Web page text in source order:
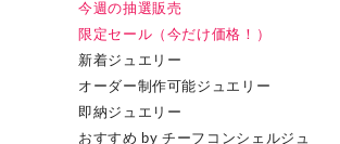
今週の抽選販売
限定セール（今だけ価格！）
新着ジュエリー
オーダー制作可能ジュエリー
即納ジュエリー
おすすめ by チーフコンシェルジュ